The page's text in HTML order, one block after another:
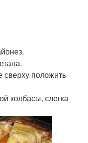
сверху положить
колбасы, слегка